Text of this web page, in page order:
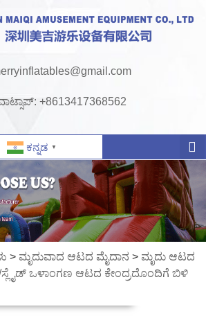
+8613417368562
ಕನ್ನಡ ▼
> ಮೃದುವಾದ ಆಟದ ಮೈದಾನ > ಮೃದು ಆಟದ
ಸ್ಲೈಡ್ ಒಳಾಂಗಣ ಆಟದ ಕೇಂದ್ರದೊಂದಿಗೆ ಬಿಳಿ